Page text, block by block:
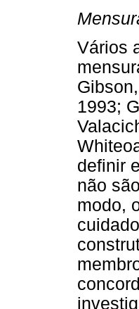
Vários
1993;
definir
não
modo,